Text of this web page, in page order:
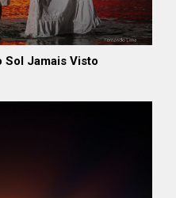
Sol Jamais Visto